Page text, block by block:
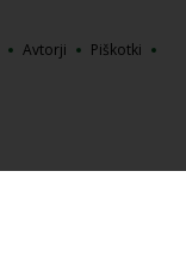
Avtorji
Piškotki